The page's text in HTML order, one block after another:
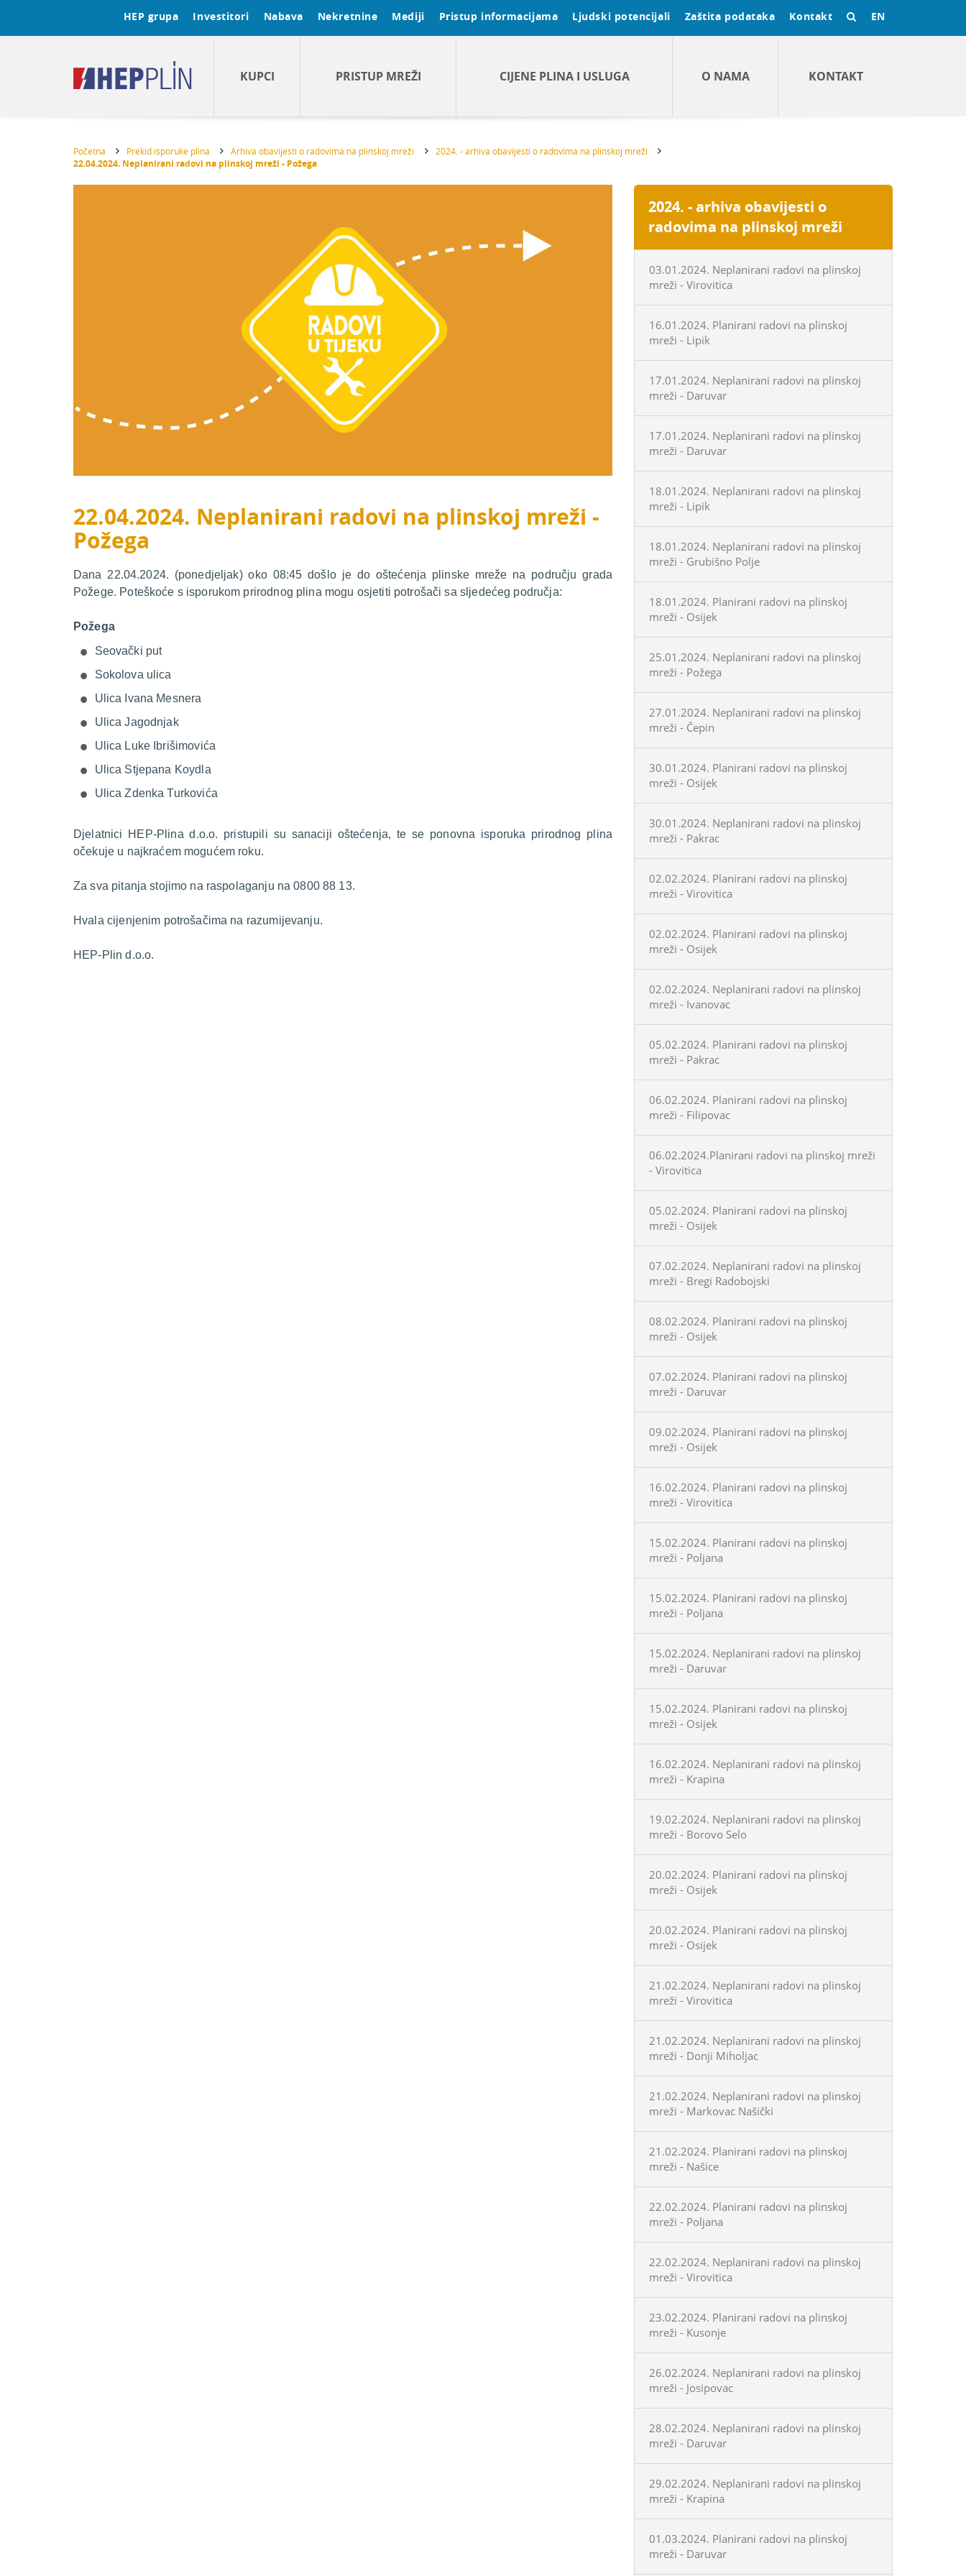
HEP grupa Investitori Nabava Nekretnine Mediji Pristup informacijama Ljudski potencijali Zaštita podataka Kontakt EN
KUPCI PRISTUP MREŽI CIJENE PLINA I USLUGA O NAMA KONTAKT
Početna Prekid isporuke plina Arhiva obavijesti o radovima na plinskoj mreži 2024. - arhiva obavijesti o radovima na plinskoj mreži
22.04.2024. Neplanirani radovi na plinskoj mreži - Požega
22.04.2024. Neplanirani radovi na plinskoj mreži -
Požega
Dana 22.04.2024. (ponedjeljak) oko 08:45 došlo je do oštećenja plinske mreže na području grada
Požege. Poteškoće s isporukom prirodnog plina mogu osjetiti potrošači sa sljedećeg područja:
Požega
Seovački put
Sokolova ulica
Ulica Ivana Mesnera
Ulica Jagodnjak
Ulica Luke Ibrišimovića
Ulica Stjepana Koydla
Ulica Zdenka Turkovića
Djelatnici HEP-Plina d.o.o. pristupili su sanaciji oštećenja, te se ponovna isporuka prirodnog plina
očekuje u najkraćem mogućem roku.
Za sva pitanja stojimo na raspolaganju na 0800 88 13.
Hvala cijenjenim potrošačima na razumijevanju.
HEP-Plin d.o.o.
2024. - arhiva obavijesti o
radovima na plinskoj mreži
03.01.2024. Neplanirani radovi na plinskoj
mreži - Virovitica
16.01.2024. Planirani radovi na plinskoj
mreži - Lipik
17.01.2024. Neplanirani radovi na plinskoj
mreži - Daruvar
17.01.2024. Neplanirani radovi na plinskoj
mreži - Daruvar
18.01.2024. Neplanirani radovi na plinskoj
mreži - Lipik
18.01.2024. Neplanirani radovi na plinskoj
mreži - Grubišno Polje
18.01.2024. Planirani radovi na plinskoj
mreži - Osijek
25.01.2024. Neplanirani radovi na plinskoj
mreži - Požega
27.01.2024. Neplanirani radovi na plinskoj
mreži - Čepin
30.01.2024. Planirani radovi na plinskoj
mreži - Osijek
30.01.2024. Neplanirani radovi na plinskoj
mreži - Pakrac
02.02.2024. Planirani radovi na plinskoj
mreži - Virovitica
02.02.2024. Planirani radovi na plinskoj
mreži - Osijek
02.02.2024. Neplanirani radovi na plinskoj
mreži - Ivanovac
05.02.2024. Planirani radovi na plinskoj
mreži - Pakrac
06.02.2024. Planirani radovi na plinskoj
mreži - Filipovac
06.02.2024.Planirani radovi na plinskoj mreži
- Virovitica
05.02.2024. Planirani radovi na plinskoj
mreži - Osijek
07.02.2024. Neplanirani radovi na plinskoj
mreži - Bregi Radobojski
08.02.2024. Planirani radovi na plinskoj
mreži - Osijek
07.02.2024. Planirani radovi na plinskoj
mreži - Daruvar
09.02.2024. Planirani radovi na plinskoj
mreži - Osijek
16.02.2024. Planirani radovi na plinskoj
mreži - Virovitica
15.02.2024. Planirani radovi na plinskoj
mreži - Poljana
15.02.2024. Planirani radovi na plinskoj
mreži - Poljana
15.02.2024. Neplanirani radovi na plinskoj
mreži - Daruvar
15.02.2024. Planirani radovi na plinskoj
mreži - Osijek
16.02.2024. Neplanirani radovi na plinskoj
mreži - Krapina
19.02.2024. Neplanirani radovi na plinskoj
mreži - Borovo Selo
20.02.2024. Planirani radovi na plinskoj
mreži - Osijek
20.02.2024. Planirani radovi na plinskoj
mreži - Osijek
21.02.2024. Neplanirani radovi na plinskoj
mreži - Virovitica
21.02.2024. Neplanirani radovi na plinskoj
mreži - Donji Miholjac
21.02.2024. Neplanirani radovi na plinskoj
mreži - Markovac Našički
21.02.2024. Planirani radovi na plinskoj
mreži - Našice
22.02.2024. Planirani radovi na plinskoj
mreži - Poljana
22.02.2024. Neplanirani radovi na plinskoj
mreži - Virovitica
23.02.2024. Planirani radovi na plinskoj
mreži - Kusonje
26.02.2024. Neplanirani radovi na plinskoj
mreži - Josipovac
28.02.2024. Neplanirani radovi na plinskoj
mreži - Daruvar
29.02.2024. Neplanirani radovi na plinskoj
mreži - Krapina
01.03.2024. Planirani radovi na plinskoj
mreži - Daruvar